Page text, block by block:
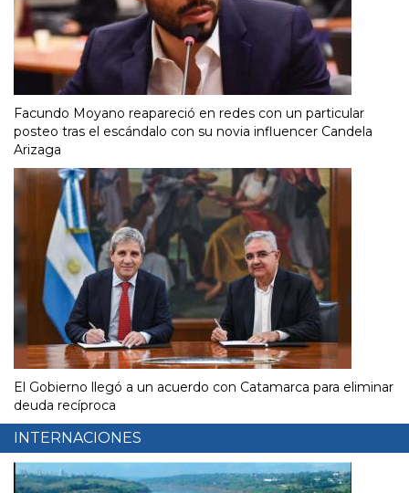
Facundo Moyano reapareció en redes con un particular
posteo tras el escándalo con su novia influencer Candela
Arizaga
El Gobierno llegó a un acuerdo con Catamarca para eliminar
deuda recíproca
INTERNACIONES